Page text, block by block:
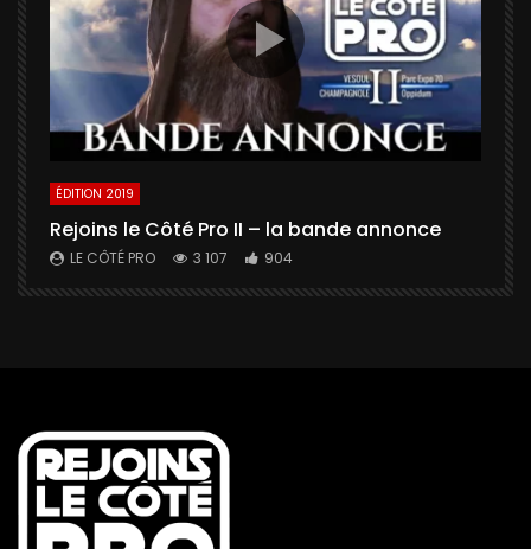
ÉDITION 2019
Rejoins le Côté Pro II – la bande annonce
LE CÔTÉ PRO 3 107 904